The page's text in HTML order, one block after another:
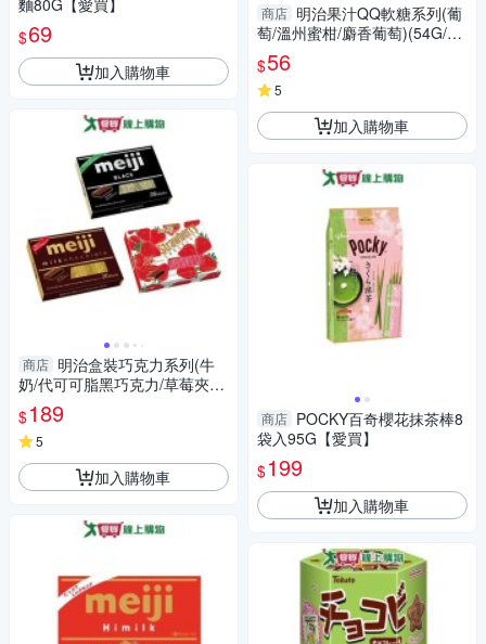
麵80G【愛買】
$69
加入購物車
商店 明治盒裝巧克力系列(牛
奶/代可可脂黑巧克力/草莓夾
餡)(120G/盒)【愛買】
$189
5
加入購物車
商店 明治果汁QQ軟糖系列(葡
萄/溫州蜜柑/麝香葡萄)(54G/包)
【愛買】
$56
5
加入購物車
商店 POCKY百奇櫻花抹茶棒8
袋入95G【愛買】
$199
加入購物車